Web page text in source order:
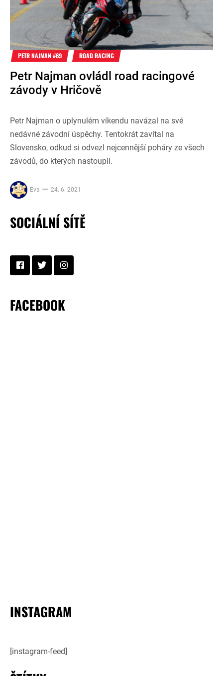
PETR NAJMAN #69 ROAD RACING
Petr Najman ovládl road racingové
závody v Hričově
Petr Najman o uplynulém víkendu navázal na své
nedávné závodní úspěchy. Tentokrát zavítal na
Slovensko, odkud si odvezl nejcennější poháry ze všech
závodů, do kterých nastoupil.
Eva 24. 6. 2021
SOCIÁLNÍ SÍTĚ
FACEBOOK
INSTAGRAM
[instagram-feed]